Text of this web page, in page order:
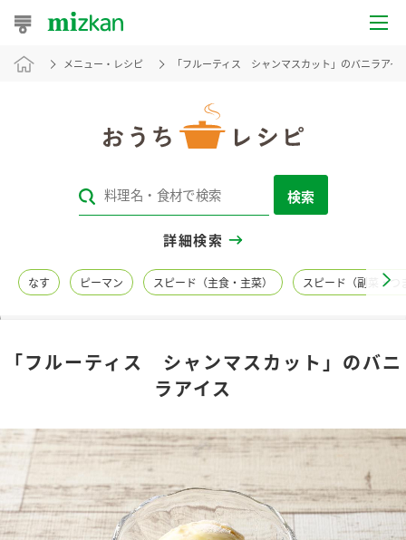
おうちレシピ
レシピカテゴリ一覧
レシピ名特集
商品情報
新商品一覧
キャンペーン情報
メニュー・レシピ 「フルーティス シャンマスカット」のバニラア
検索
詳細検索
なす ピーマン スピード（主食・主菜） スピード（副菜・つ
「フルーティス シャンマスカット」のバニ
ラアイス